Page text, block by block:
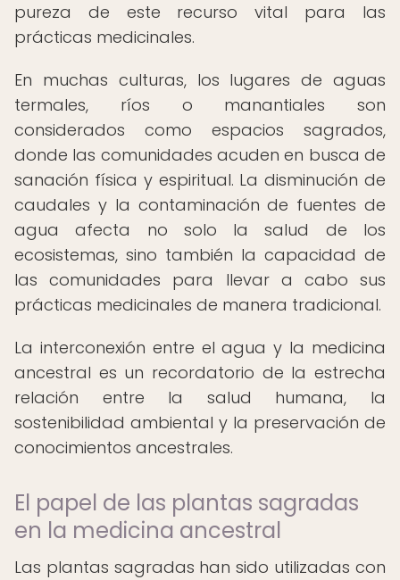
pureza de este recurso vital para las
prácticas medicinales.
En muchas culturas, los lugares de aguas
termales, ríos o manantiales son
considerados como espacios sagrados,
donde las comunidades acuden en busca de
sanación física y espiritual. La disminución de
caudales y la contaminación de fuentes de
agua afecta no solo la salud de los
ecosistemas, sino también la capacidad de
las comunidades para llevar a cabo sus
prácticas medicinales de manera tradicional.
La interconexión entre el agua y la medicina
ancestral es un recordatorio de la estrecha
relación entre la salud humana, la
sostenibilidad ambiental y la preservación de
conocimientos ancestrales.
El papel de las plantas sagradas
en la medicina ancestral
Las plantas sagradas han sido utilizadas con